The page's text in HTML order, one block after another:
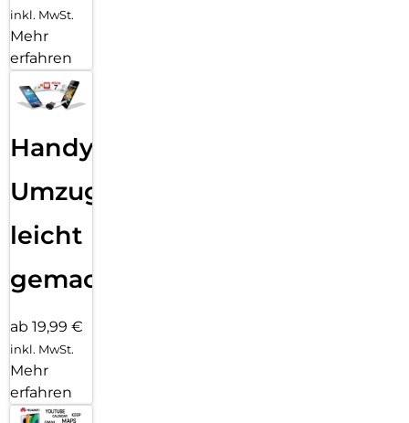
inkl. MwSt.
Mehr
erfahren
Handy
Umzug
leicht
gemacht!
ab 19,99 €
inkl. MwSt.
Mehr
erfahren